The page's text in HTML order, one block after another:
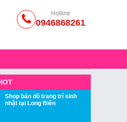
Hotline
0946868261
Shop bán đồ trang trí sinh
nhật tại Long Biên